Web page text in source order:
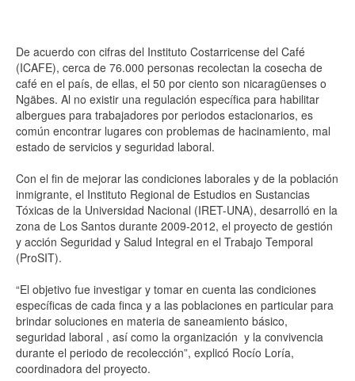
De acuerdo con cifras del Instituto Costarricense del Café
(ICAFE), cerca de 76.000 personas recolectan la cosecha de
café en el país, de ellas, el 50 por ciento son nicaragüenses o
Ngäbes. Al no existir una regulación específica para habilitar
albergues para trabajadores por periodos estacionarios, es
común encontrar lugares con problemas de hacinamiento, mal
estado de servicios y seguridad laboral.
Con el fin de mejorar las condiciones laborales y de la población
inmigrante, el Instituto Regional de Estudios en Sustancias
Tóxicas de la Universidad Nacional (IRET-UNA), desarrolló en la
zona de Los Santos durante 2009-2012, el proyecto de gestión
y acción Seguridad y Salud Integral en el Trabajo Temporal
(ProSIT).
“El objetivo fue investigar y tomar en cuenta las condiciones
específicas de cada finca y a las poblaciones en particular para
brindar soluciones en materia de saneamiento básico,
seguridad laboral , así como la organización y la convivencia
durante el periodo de recolección”, explicó Rocío Loría,
coordinadora del proyecto.